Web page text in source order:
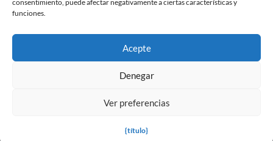
consentimiento, puede afectar negativamente a ciertas características y
funciones.
Acepte
Denegar
Ver preferencias
{título}
© 1998 - 2026 MegaGames.com All rights reserved
Settings